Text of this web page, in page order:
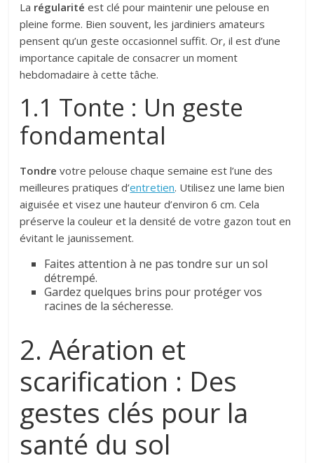
La régularité est clé pour maintenir une pelouse en
pleine forme. Bien souvent, les jardiniers amateurs
pensent qu’un geste occasionnel suffit. Or, il est d’une
importance capitale de consacrer un moment
hebdomadaire à cette tâche.
1.1 Tonte : Un geste
fondamental
Tondre votre pelouse chaque semaine est l’une des
meilleures pratiques d’entretien. Utilisez une lame bien
aiguisée et visez une hauteur d’environ 6 cm. Cela
préserve la couleur et la densité de votre gazon tout en
évitant le jaunissement.
Faites attention à ne pas tondre sur un sol
détrempé.
Gardez quelques brins pour protéger vos
racines de la sécheresse.
2. Aération et
scarification : Des
gestes clés pour la
santé du sol